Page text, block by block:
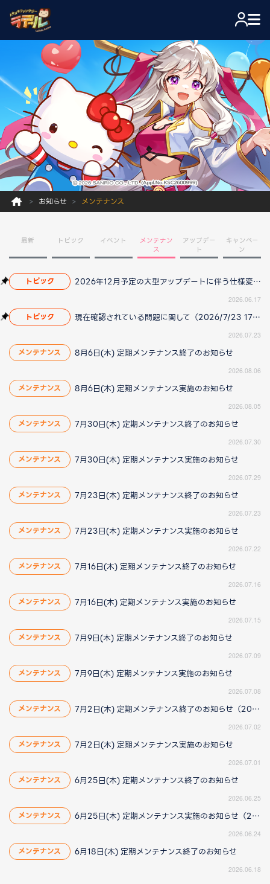
お知らせ メンテナンス
最新 トピック イベント
メンテナン
ス
アップデー
ト
キャンペー
ン
トピック 2026年12月予定の大型アップデートに伴う仕様変更のお知らせ
2026.06.17
トピック 現在確認されている問題に関して（2026/7/23 17:00更新）
2026.07.23
メンテナンス 8月6日(木) 定期メンテナンス終了のお知らせ
2026.08.06
メンテナンス 8月6日(木) 定期メンテナンス実施のお知らせ
2026.08.05
メンテナンス 7月30日(木) 定期メンテナンス終了のお知らせ
2026.07.30
メンテナンス 7月30日(木) 定期メンテナンス実施のお知らせ
2026.07.29
メンテナンス 7月23日(木) 定期メンテナンス終了のお知らせ
2026.07.23
メンテナンス 7月23日(木) 定期メンテナンス実施のお知らせ
2026.07.22
メンテナンス 7月16日(木) 定期メンテナンス終了のお知らせ
2026.07.16
メンテナンス 7月16日(木) 定期メンテナンス実施のお知らせ
2026.07.15
メンテナンス 7月9日(木) 定期メンテナンス終了のお知らせ
2026.07.09
メンテナンス 7月9日(木) 定期メンテナンス実施のお知らせ
2026.07.08
メンテナンス 7月2日(木) 定期メンテナンス終了のお知らせ（2026/7/2 16:25更新）
2026.07.02
メンテナンス 7月2日(木) 定期メンテナンス実施のお知らせ
2026.07.01
メンテナンス 6月25日(木) 定期メンテナンス終了のお知らせ
2026.06.25
メンテナンス 6月25日(木) 定期メンテナンス実施のお知らせ（2026/6/25 13:40更新）
2026.06.24
メンテナンス 6月18日(木) 定期メンテナンス終了のお知らせ
2026.06.18